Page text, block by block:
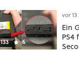
6
vor
Ein
PS4